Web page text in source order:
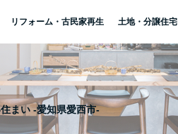
リフォーム・古民家再生 土地・分譲住宅
まい -愛知県愛西市-